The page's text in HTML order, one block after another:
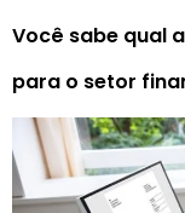
Você sabe qual
para o setor